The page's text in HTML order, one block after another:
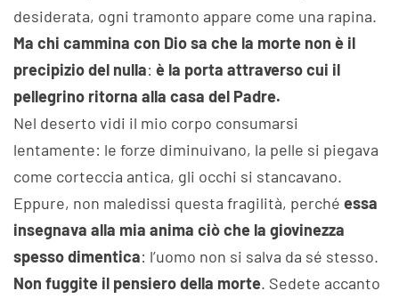
desiderata, ogni tramonto appare come una rapina.
Ma chi cammina con Dio sa che la morte non è il
precipizio del nulla: è la porta attraverso cui il
pellegrino ritorna alla casa del Padre.
Nel deserto vidi il mio corpo consumarsi
lentamente: le forze diminuivano, la pelle si piegava
come corteccia antica, gli occhi si stancavano.
Eppure, non maledissi questa fragilità, perché essa
insegnava alla mia anima ciò che la giovinezza
spesso dimentica: l’uomo non si salva da sé stesso.
Non fuggite il pensiero della morte. Sedete accanto